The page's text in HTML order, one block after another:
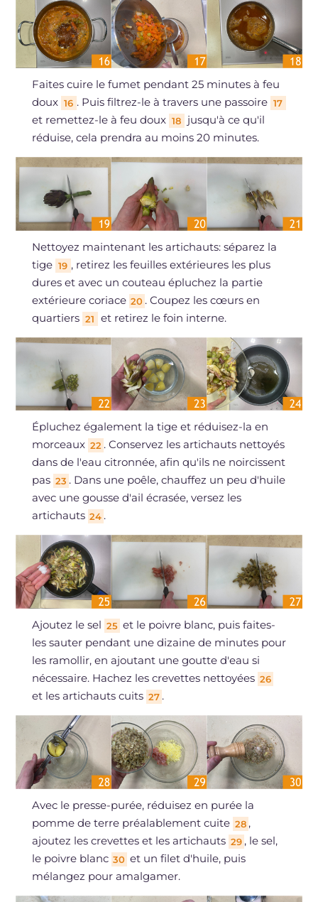
Faites cuire le fumet pendant 25 minutes à feu
doux 16 . Puis filtrez-le à travers une passoire 17
et remettez-le à feu doux 18
jusqu'à ce qu'il
réduise, cela prendra au moins 20 minutes.
Nettoyez maintenant les artichauts: séparez la
tige 19 , retirez les feuilles extérieures les plus
dures et avec un couteau épluchez la partie
extérieure coriace 20 . Coupez les cœurs en
quartiers 21 et retirez le foin interne.
Épluchez également la tige et réduisez-la en
morceaux 22 . Conservez les artichauts nettoyés
dans de l'eau citronnée, afin qu'ils ne noircissent
pas 23 . Dans une poêle, chauffez un peu d'huile
avec une gousse d'ail écrasée, versez les
artichauts 24 .
Ajoutez le sel 25 et le poivre blanc, puis faites-
les sauter pendant une dizaine de minutes pour
les ramollir, en ajoutant une goutte d'eau si
nécessaire. Hachez les crevettes nettoyées 26
et les artichauts cuits 27 .
Avec le presse-purée, réduisez en purée la
pomme de terre préalablement cuite 28 ,
ajoutez les crevettes et les artichauts 29 , le sel,
le poivre blanc 30 et un filet d'huile, puis
mélangez pour amalgamer.